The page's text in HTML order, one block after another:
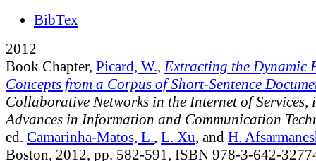
BibTex
2012
Book Chapter, Picard, W., Extracting the Dynamic
Concepts from a Corpus of Short-Sentence
Collaborative Networks in the Internet of
Advances in Information and Communication
ed. Camarinha-Matos, L., L. Xu, and H.
Boston, 2012, pp. 582-591, ISBN 978-3-642-